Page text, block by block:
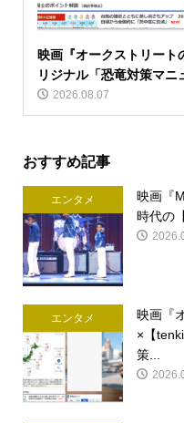
映画『オークストリー
リジナル「恐竜対策マニ
2026.08.07
おすすめ記事
エンタメ
映画『
時代の
エンタメ
映画『
×【
策...